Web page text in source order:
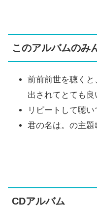
このアルバムのみ
前前前世を聴く
出されてとても良
リピートして聴
君の名は。の主題
CDアルバム